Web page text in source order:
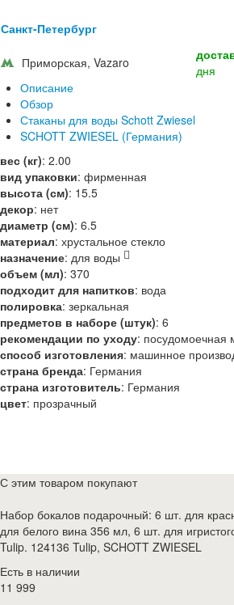
Санкт-Петербург
Приморская, Vazaro
дня
Описание
Обзор
Стаканы для воды Schott Zwiesel
SCHOTT ZWIESEL (Германия)
вес (кг): 2.00
вид упаковки: фирменная
высота (см): 15.5
декор: нет
диаметр (см): 6.5
материал: хрустальное стекло
назначение: для воды
объем (мл): 370
подходит для напитков: вода
полировка: зеркальная
предметов в наборе (штук): 6
рекомендации по уходу: посудомоечная
способ изготовления: машинное
страна бренда: Германия
страна изготовитель: Германия
цвет: прозрачный
С этим товаром покупают
Набор бокалов подарочный: 6 шт. для
для белого вина 356 мл, 6 шт. для
Tulip. 124136 Tulip, SCHOTT ZWIESEL
Есть в наличии
11 999